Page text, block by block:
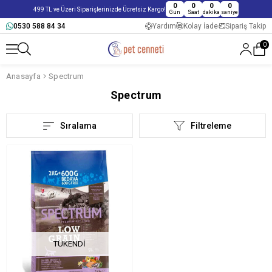
499 TL ve Üzeri Siparişlerinizde Ücretsiz Kargo! 0
Gün
0
Saat
0
dakika
0
saniye
0530 588 84 34 Yardım Kolay İade Sipariş Takip
0
Anasayfa Spectrum
Spectrum
Filtreleme
Sıralama
TÜKENDI